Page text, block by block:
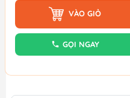
VÀO GIỎ
GỌI NGAY